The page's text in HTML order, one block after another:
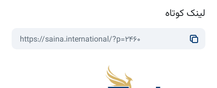
لینک کوتاه